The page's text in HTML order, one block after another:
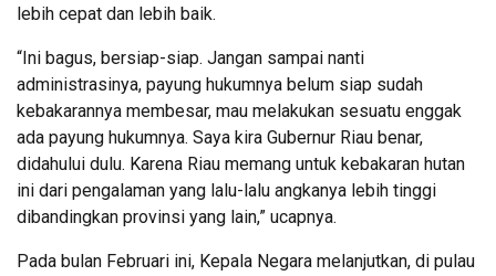
lebih cepat dan lebih baik.
“Ini bagus, bersiap-siap. Jangan sampai nanti
administrasinya, payung hukumnya belum siap sudah
kebakarannya membesar, mau melakukan sesuatu enggak
ada payung hukumnya. Saya kira Gubernur Riau benar,
didahului dulu. Karena Riau memang untuk kebakaran hutan
ini dari pengalaman yang lalu-lalu angkanya lebih tinggi
dibandingkan provinsi yang lain,” ucapnya.
Pada bulan Februari ini, Kepala Negara melanjutkan, di pulau